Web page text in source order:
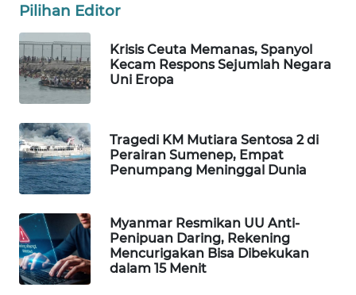
Pilihan Editor
Krisis Ceuta Memanas, Spanyol
Kecam Respons Sejumlah Negara
Uni Eropa
Tragedi KM Mutiara Sentosa 2 di
Perairan Sumenep, Empat
Penumpang Meninggal Dunia
Myanmar Resmikan UU Anti-
Penipuan Daring, Rekening
Mencurigakan Bisa Dibekukan
dalam 15 Menit
WAHANANEWS
CO ID
WAHANANEWS
WAHANA
SPORT
WAHANA
UMKM
WAHANA